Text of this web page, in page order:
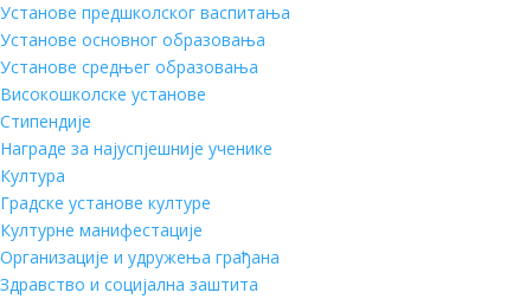
Установе предшколског васпитања
Установе основног образовања
Установе средњег образовања
Високошколске установе
Стипендије
Награде за најуспјешније ученике
Култура
Градске установе културе
Културне манифестације
Организације и удружења грађана
Здравство и социјална заштита